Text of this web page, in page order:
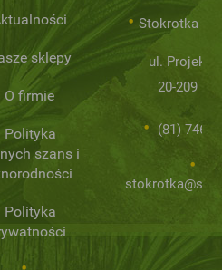
sklepy
O firmie
Polityka
szans i
Polityka
Stokrotka
ul.
20-209
(81) 746